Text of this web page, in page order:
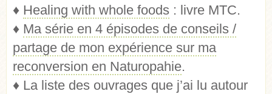
♦ Healing with whole foods : livre MTC.
♦ Ma série en 4 épisodes de conseils /
partage de mon expérience sur ma
reconversion en Naturopahie.
♦ La liste des ouvrages que j’ai lu autour